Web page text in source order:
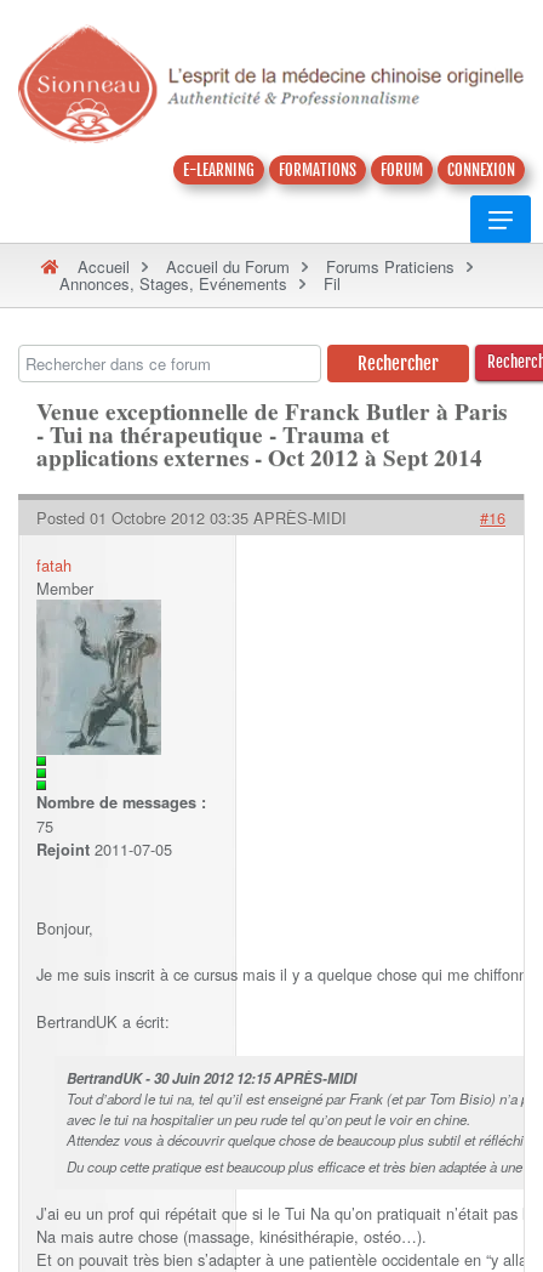
E-LEARNING FORMATIONS FORUM CONNEXION
Accueil Accueil du Forum Forums Praticiens
Annonces, Stages, Evénements Fil
Venue exceptionnelle de Franck Butler à Paris
- Tui na thérapeutique - Trauma et
applications externes - Oct 2012 à Sept 2014
Posted 01 Octobre 2012 03:35 APRÈS-MIDI #16
fatah
Member
Nombre de messages :
75
Rejoint 2011-07-05
Bonjour,
Je me suis inscrit à ce cursus mais il y a quelque chose qui me chiffonne
BertrandUK a écrit:
BertrandUK - 30 Juin 2012 12:15 APRÈS-MIDI
Tout d’abord le tui na, tel qu’il est enseigné par Frank (et par Tom Bisio) n’a
avec le tui na hospitalier un peu rude tel qu’on peut le voir en chine.
Attendez vous à découvrir quelque chose de beaucoup plus subtil et réfléchi.
Du coup cette pratique est beaucoup plus efficace et très bien adaptée à une
J’ai eu un prof qui répétait que si le Tui Na qu’on pratiquait n’était pas
Na mais autre chose (massage, kinésithérapie, ostéo…).
Et on pouvait très bien s’adapter à une patientèle occidentale en “y